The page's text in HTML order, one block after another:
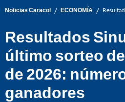
Noticias Caracol / ECONOMÍA /
Resultados
último sorteo
de 2026:
ganadores